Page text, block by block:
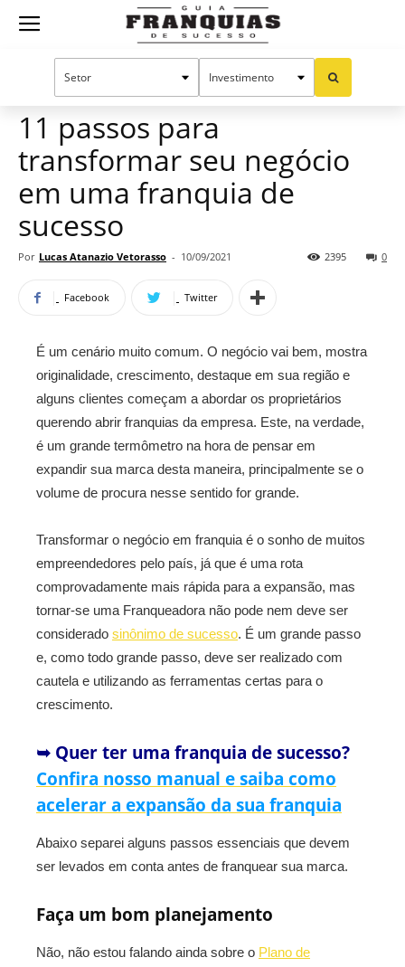
Guia
Sucesso
11 passos para
transformar seu negócio
em uma franquia de
sucesso
Por Lucas Atanazio Vetorasso - 10/09/2021 0
2395
Facebook Twitter
É um cenário muito comum. O negócio vai bem, mostra
originalidade, crescimento, destaque em sua região e
alguns clientes começam a abordar os proprietários
querendo abrir franquias da empresa. Este, na verdade,
é um grande termômetro na hora de pensar em
expandir sua marca desta maneira, principalmente se o
volume de procura nesse sentido for grande.
Transformar o negócio em franquia é o sonho de muitos
empreendedores pelo país, já que é uma rota
comprovadamente mais rápida para a expansão, mas
tornar-se uma Franqueadora não pode nem deve ser
considerado sinônimo de sucesso. É um grande passo
e, como todo grande passo, deve ser realizado com
cautela e utilizando as ferramentas certas para o
crescimento.
➥ Quer ter uma franquia de sucesso?
Confira nosso manual e saiba como
acelerar a expansão da sua franquia
Abaixo separei alguns passos essenciais que devem
ser levados em conta antes de franquear sua marca.
Faça um bom planejamento
Não, não estou falando ainda sobre o Plano de